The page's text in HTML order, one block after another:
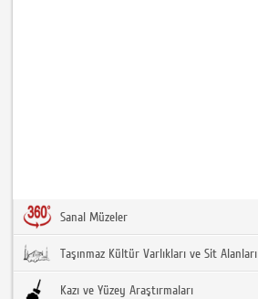
Sanal Müzeler
Taşınmaz Kültür Varlıkları ve Sit Alanları
Kazı ve Yüzey Araştırmaları